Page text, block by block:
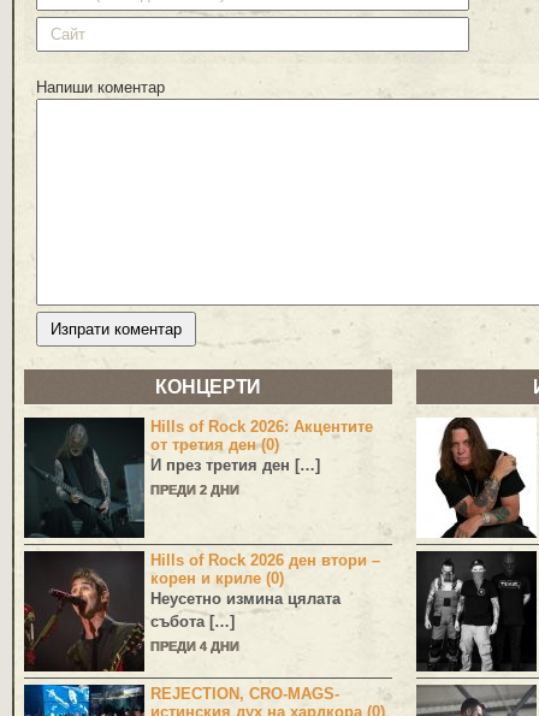
Напиши коментар
КОНЦЕРТИ
Hills of Rock 2026: Акцентите
от третия ден (0)
И през третия ден […]
ПРЕДИ 2 ДНИ
Hills of Rock 2026 ден втори –
корен и криле (0)
Неусетно измина цялата
събота […]
ПРЕДИ 4 ДНИ
REJECTION, CRO-MAGS-
истинския дух на хардкора (0)